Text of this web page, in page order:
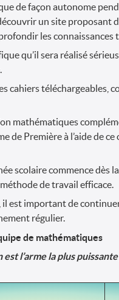
de façon autonome
un site proposant
les connaissances
qu’il sera réalisé
cahiers téléchargeables,
mathématiques
de Première à l’aide de ce
scolaire commence dès
de travail efficace.
il est important de
régulier.
de mathématiques
est l’arme la plus